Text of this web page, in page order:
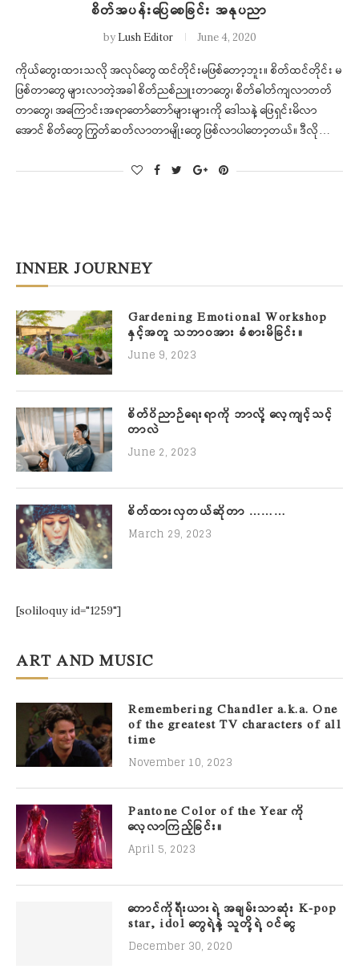
စိတ်အပန်းပြေစေခြင်း အနုပညာ
byLush Editor June 4, 2020
ကိုယ်တွေးထားသလို အလုပ်တွေ ထင်တိုင်းမဖြစ်တော့ဘူး။ စိတ်ထင်တိုင်း မ
ဖြစ်တာတွေ များလာတဲ့အခါ စိတ်ညစ်ညူးတာတွေ၊ စိတ်ဓါတ်ကျလာတတ်
တာတွေ၊ အကြောင်းအရာတော်တော်များများကို ဒေါသနဲ့ ဖြေရှင်းမိလာ
အောင် စိတ်တွေ ကြွတ်ဆတ်လာတာမျိုးတွေ ဖြစ်လာပါတော့တယ်။ ဒီလို…
INNER JOURNEY
Gardening Emotional Workshop
နှင့်အတူ သဘာဝအား ခံစားမိခြင်း။
June 9, 2023
စိတ်ဝိညာဉ်ရေးရာကို ဘာလို့ လေ့ကျင့်သင့်
တာလဲ
June 2, 2023
စိတ်ထားလှတယ်ဆိုတာ ………
March 29, 2023
[soliloquy id="1259"]
ART AND MUSIC
Remembering Chandler a.k.a. One
of the greatest TV characters of all
time
November 10, 2023
Pantone Color of the Year ကို
လေ့လာကြည့်ခြင်း။
April 5, 2023
တောင်ကိုရီးယားရဲ့ အချမ်းသာဆုံး K-pop
star, idol တွေရဲ့နဲ့ သူတို့ရဲ့ ဝင်ငွေ
December 30, 2020